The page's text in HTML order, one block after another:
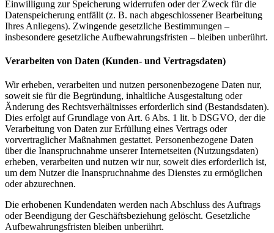
Einwilligung zur Speicherung widerrufen oder der Zweck für die
Datenspeicherung entfällt (z. B. nach abgeschlossener Bearbeitung
Ihres Anliegens). Zwingende gesetzliche Bestimmungen –
insbesondere gesetzliche Aufbewahrungsfristen – bleiben unberührt.
Verarbeiten von Daten (Kunden- und Vertragsdaten)
Wir erheben, verarbeiten und nutzen personenbezogene Daten nur,
soweit sie für die Begründung, inhaltliche Ausgestaltung oder
Änderung des Rechtsverhältnisses erforderlich sind (Bestandsdaten).
Dies erfolgt auf Grundlage von Art. 6 Abs. 1 lit. b DSGVO, der die
Verarbeitung von Daten zur Erfüllung eines Vertrags oder
vorvertraglicher Maßnahmen gestattet. Personenbezogene Daten
über die Inanspruchnahme unserer Internetseiten (Nutzungsdaten)
erheben, verarbeiten und nutzen wir nur, soweit dies erforderlich ist,
um dem Nutzer die Inanspruchnahme des Dienstes zu ermöglichen
oder abzurechnen.
Die erhobenen Kundendaten werden nach Abschluss des Auftrags
oder Beendigung der Geschäftsbeziehung gelöscht. Gesetzliche
Aufbewahrungsfristen bleiben unberührt.